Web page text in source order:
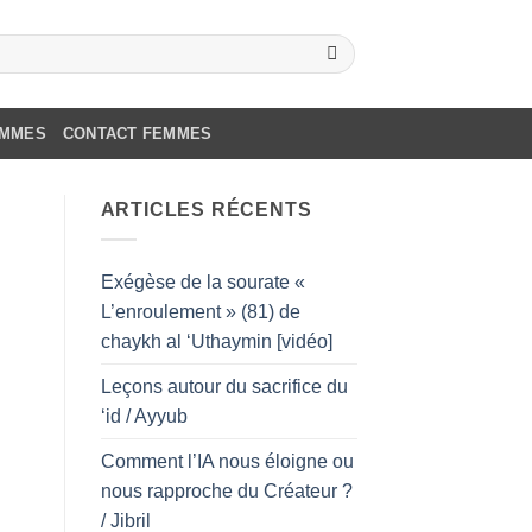
CONTACT FEMMES
ARTICLES RÉCENTS
Exégèse de la sourate «
L’enroulement » (81) de
chaykh al ‘Uthaymin [vidéo]
Leçons autour du sacrifice du
‘id / Ayyub
Comment l’IA nous éloigne ou
nous rapproche du Créateur ?
/ Jibril